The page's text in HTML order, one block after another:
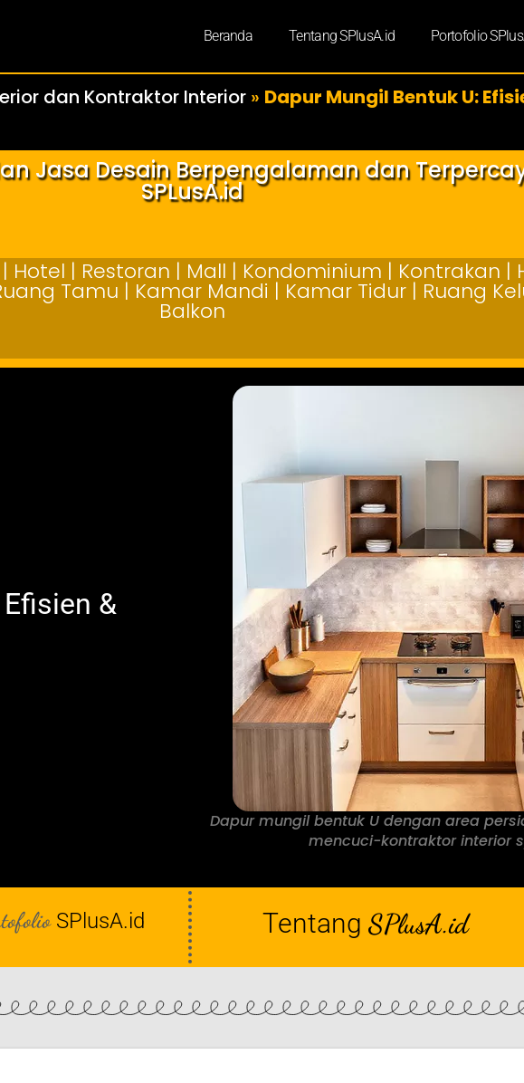
Beranda Tentang SPlusA.id Portofolio
dan Kontraktor Interior » Dapur Mungil Bentuk U:
Jasa Desain Berpengalaman dan
SPLusA.id
| Restoran | Mall | Kondominium | Kontrakan |
Tamu | Kamar Mandi | Kamar Tidur | Ruang
Balkon
&
Dapur mungil bentuk U dengan area
mencuci-kontraktor interior
SPlusA.id Tentang SPlusA.id